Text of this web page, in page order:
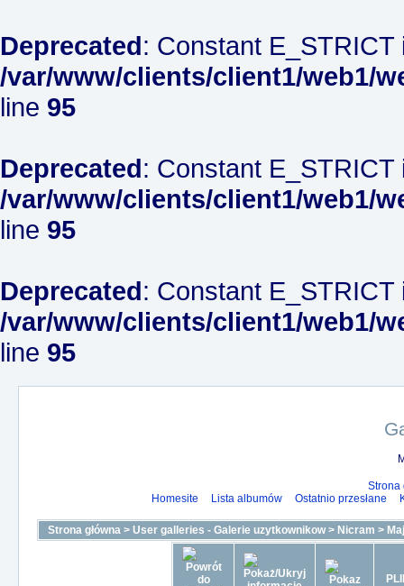
Deprecated: Constant
/var/www/clients/client1/web1/
line 95
Deprecated: Constant
/var/www/clients/client1/web1/
line 95
Deprecated: Constant
/var/www/clients/client1/web1/
line 95
Strona
Homesite
Lista albumów Ostatnio przesłane
Strona główna > User galleries - Galerie uzytkownikow> Nicram >